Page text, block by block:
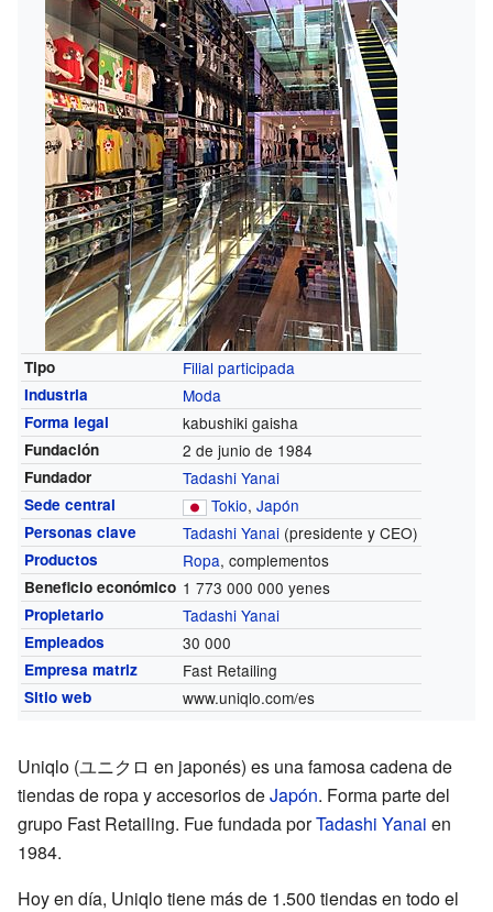
Tipo Filial participada
Industria Moda
Forma legal kabushiki gaisha
Fundación 2 de junio de 1984
Fundador Tadashi Yanai
Sede central Tokio,Japón
Personas clave Tadashi Yanai (presidente y CEO)
Productos Ropa, complementos
Beneficio económico 1 773 000 000 yenes
Propietario Tadashi Yanai
Empleados 30 000
Empresa matriz Fast Retailing
Sitio web www.uniqlo.com/es
Uniqlo (ユニクロ en japonés) es una famosa cadena de
tiendas de ropa y accesorios deJapón. Forma parte del
grupo Fast Retailing. Fue fundada porTadashi Yanai en
1984.
Hoy en día, Uniqlo tiene más de 1.500 tiendas en todo el